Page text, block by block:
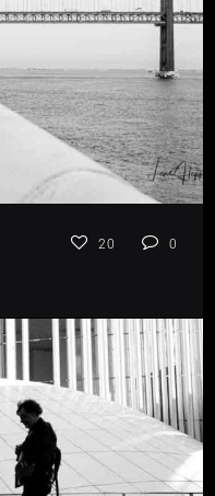
20 0